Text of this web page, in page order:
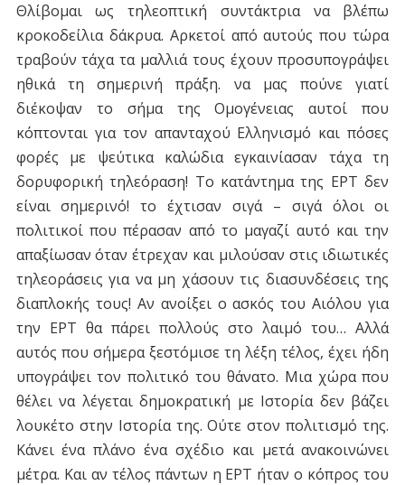
Θλίβομαι ως τηλεοπτική συντάκτρια να βλέπω
κροκοδείλια δάκρυα. Αρκετοί από αυτούς που τώρα
τραβούν τάχα τα μαλλιά τους έχουν προσυπογράψει
ηθικά τη σημερινή πράξη. να μας πούνε γιατί
διέκοψαν το σήμα της Ομογένειας αυτοί που
κόπτονται για τον απανταχού Ελληνισμό και πόσες
φορές με ψεύτικα καλώδια εγκαινίασαν τάχα τη
δορυφορική τηλεόραση! Το κατάντημα της ΕΡΤ δεν
είναι σημερινό! το έχτισαν σιγά – σιγά όλοι οι
πολιτικοί που πέρασαν από το μαγαζί αυτό και την
απαξίωσαν όταν έτρεχαν και μιλούσαν στις ιδιωτικές
τηλεοράσεις για να μη χάσουν τις διασυνδέσεις της
διαπλοκής τους! Αν ανοίξει ο ασκός του Αιόλου για
την ΕΡΤ θα πάρει πολλούς στο λαιμό του… Αλλά
αυτός που σήμερα ξεστόμισε τη λέξη τέλος, έχει ήδη
υπογράψει τον πολιτικό του θάνατο. Μια χώρα που
θέλει να λέγεται δημοκρατική με Ιστορία δεν βάζει
λουκέτο στην Ιστορία της. Ούτε στον πολιτισμό της.
Κάνει ένα πλάνο ένα σχέδιο και μετά ανακοινώνει
μέτρα. Και αν τέλος πάντων η ΕΡΤ ήταν ο κόπρος του